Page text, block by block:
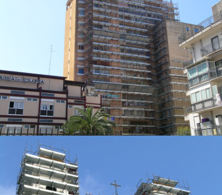
Ponteggio misto su prospetto di chiesa barocca